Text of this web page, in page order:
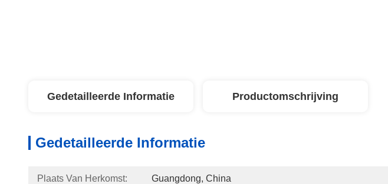
Gedetailleerde Informatie Productomschrijving
Gedetailleerde Informatie
Plaats Van Herkomst: Guangdong, China